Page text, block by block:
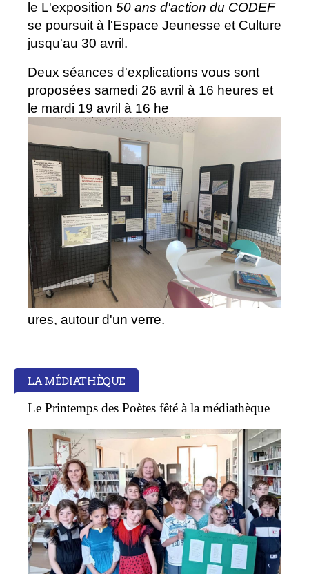
le L'exposition 50 ans d'action du CODEF
se poursuit à l'Espace Jeunesse et Culture
jusqu'au 30 avril.
Deux séances d'explications vous sont
proposées samedi 26 avril à 16 heures et
le mardi 19 avril à 16 he
ures, autour d'un verre.
LA MÉDIATHÈQUE
Le Printemps des Poètes fêté à la médiathèque